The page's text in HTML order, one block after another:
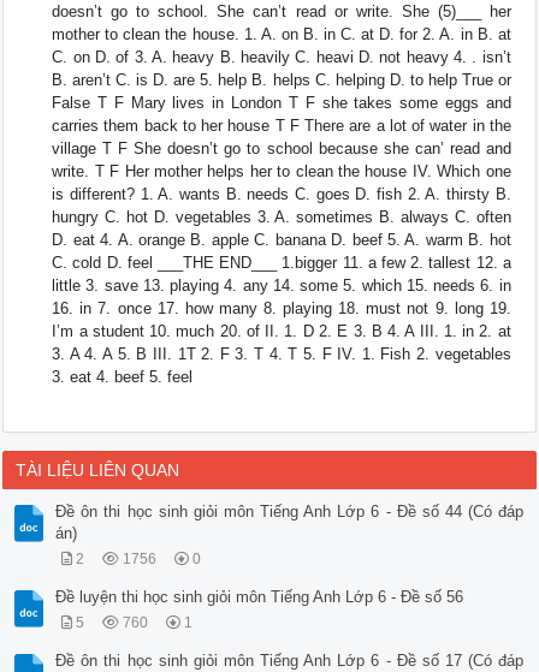
doesn’t go to school. She can’t read or write. She (5)___ her
mother to clean the house. 1. A. on B. in C. at D. for 2. A. in B. at
C. on D. of 3. A. heavy B. heavily C. heavi D. not heavy 4. . isn’t
B. aren’t C. is D. are 5. help B. helps C. helping D. to help True or
False T F Mary lives in London T F she takes some eggs and
carries them back to her house T F There are a lot of water in the
village T F She doesn’t go to school because she can’ read and
write. T F Her mother helps her to clean the house IV. Which one
is different? 1. A. wants B. needs C. goes D. fish 2. A. thirsty B.
hungry C. hot D. vegetables 3. A. sometimes B. always C. often
D. eat 4. A. orange B. apple C. banana D. beef 5. A. warm B. hot
C. cold D. feel ___THE END___ 1.bigger 11. a few 2. tallest 12. a
little 3. save 13. playing 4. any 14. some 5. which 15. needs 6. in
16. in 7. once 17. how many 8. playing 18. must not 9. long 19.
I’m a student 10. much 20. of II. 1. D 2. E 3. B 4. A III. 1. in 2. at
3. A 4. A 5. B III. 1T 2. F 3. T 4. T 5. F IV. 1. Fish 2. vegetables
3. eat 4. beef 5. feel
TÀI LIỆU LIÊN QUAN
Đề ôn thi học sinh giỏi môn Tiếng Anh Lớp 6 - Đề số 44 (Có đáp
án)
2 1756 0
Đề luyện thi học sinh giỏi môn Tiếng Anh Lớp 6 - Đề số 56
5 760 1
Đề ôn thi học sinh giỏi môn Tiếng Anh Lớp 6 - Đề số 17 (Có đáp